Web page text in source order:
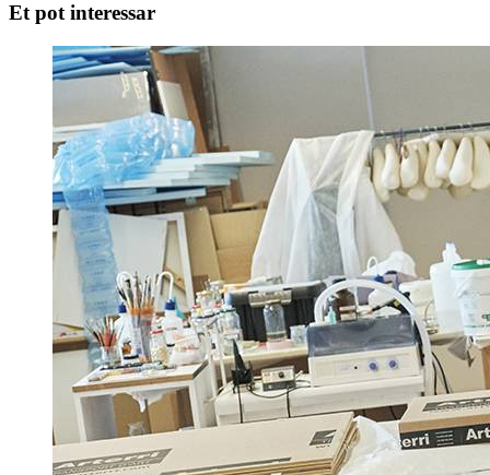
Et pot interessar